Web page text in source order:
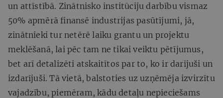
un attīstībā. Zinātnisko institūciju darbību vismaz
50% apmērā finansē industrijas pasūtījumi, jā,
zinātnieki tur netērē laiku grantu un projektu
meklēšanā, lai pēc tam ne tikai veiktu pētījumus,
bet arī detalizēti atskaitītos par to, ko ir darījuši un
izdarījuši. Tā vietā, balstoties uz uzņēmēja izvirzītu
vajadzību, piemēram, kādu detaļu nepieciešams